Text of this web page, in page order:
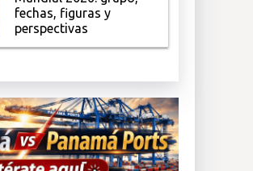
fechas, figuras y
perspectivas